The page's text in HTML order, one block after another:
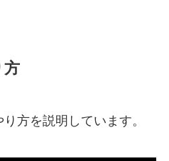
方
方を説明しています。